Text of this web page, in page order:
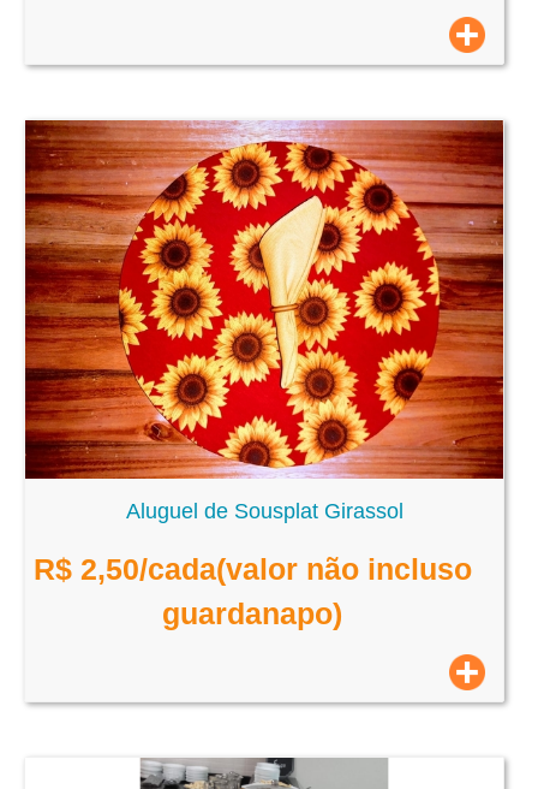
Aluguel de Sousplat Girassol
R$ 2,50/cada(valor não incluso
guardanapo)